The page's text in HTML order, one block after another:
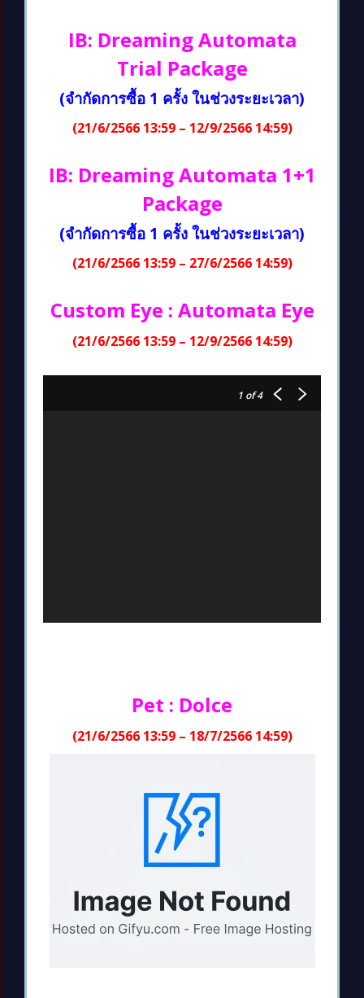
IB: Dreaming Automata
Trial Package
(จำกัดการซื้อ 1 ครั้ง ในช่วงระยะเวลา)
(21/6/2566 13:59 – 12/9/2566 14:59)
IB: Dreaming Automata 1+1
Package
(จำกัดการซื้อ 1 ครั้ง ในช่วงระยะเวลา)
(21/6/2566 13:59 – 27/6/2566 14:59)
Custom Eye : Automata Eye
(21/6/2566 13:59 – 12/9/2566 14:59)
1 of 4
Pet : Dolce
(21/6/2566 13:59 – 18/7/2566 14:59)